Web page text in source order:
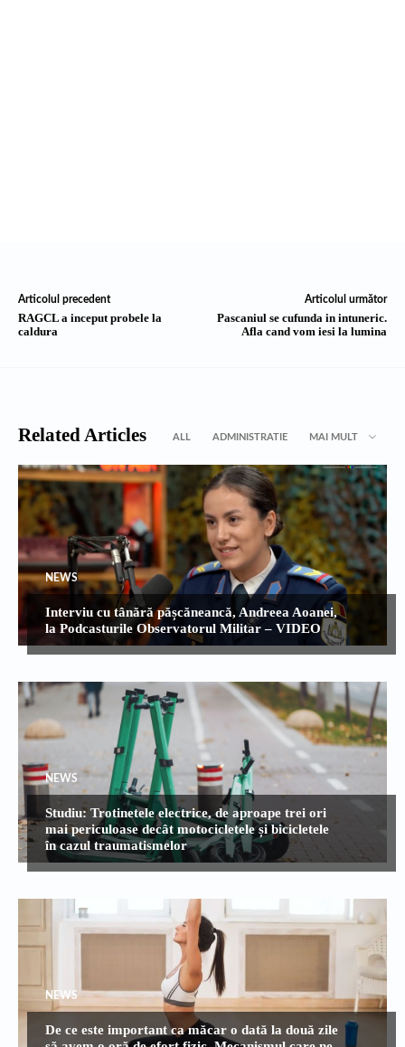
Articolul precedent
RAGCL a inceput probele la
caldura
Articolul următor
Pascaniul se cufunda in intuneric.
Afla cand vom iesi la lumina
Related Articles ALL ADMINISTRATIE MAI MULT
NEWS
Interviu cu tânără pășcăneancă, Andreea Aoanei,
la Podcasturile Observatorul Militar – VIDEO
NEWS
Studiu: Trotinetele electrice, de aproape trei ori
mai periculoase decât motocicletele și bicicletele
în cazul traumatismelor
NEWS
De ce este important ca măcar o dată la două zile